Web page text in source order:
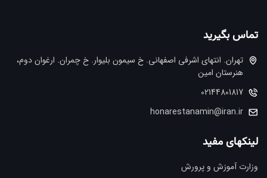
اشرفي اصفهاني. خ سيمون بليوار. خ چمران. ارغوان دوم،